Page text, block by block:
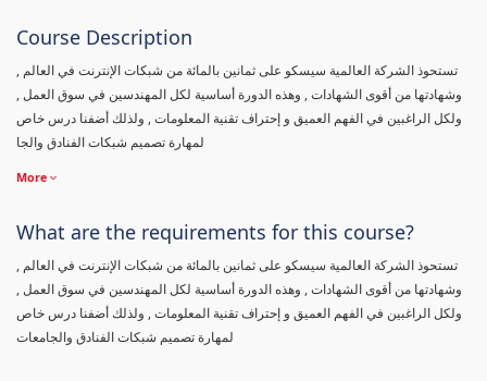
Course Description
تستحوذ الشركة العالمية سيسكو على ثمانين بالمائة من شبكات الإنترنت في العالم ,
وشهادتها من أقوى الشهادات , وهذه الدورة أساسية لكل المهندسين في سوق العمل ,
ولكل الراغبين في الفهم العميق و إحتراف تقنية المعلومات , ولذلك أضفنا درس خاص
لمهارة تصميم شبكات الفنادق والجا
More
What are the requirements for this course?
تستحوذ الشركة العالمية سيسكو على ثمانين بالمائة من شبكات الإنترنت في العالم ,
وشهادتها من أقوى الشهادات , وهذه الدورة أساسية لكل المهندسين في سوق العمل ,
ولكل الراغبين في الفهم العميق و إحتراف تقنية المعلومات , ولذلك أضفنا درس خاص
لمهارة تصميم شبكات الفنادق والجامعات